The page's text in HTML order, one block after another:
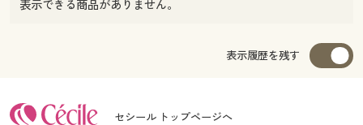
表示できる商品がありません。
表示履歴を残す
セシール トップページへ